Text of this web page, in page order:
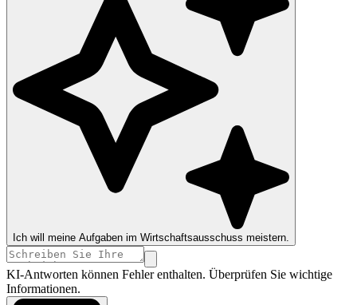
Ich will meine Aufgaben im Wirtschaftsausschuss meistern.
KI-Antworten können Fehler enthalten. Überprüfen Sie wichtige
Informationen.